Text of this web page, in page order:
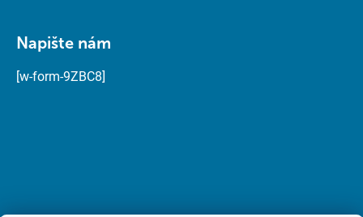
Napište nám
[w-form-9ZBC8]